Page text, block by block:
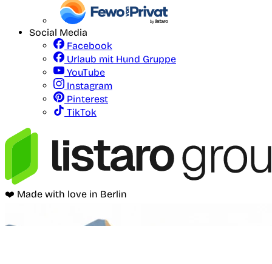
Social Media
Facebook
Urlaub mit Hund Gruppe
YouTube
Instagram
Pinterest
TikTok
❤️ Made with love in Berlin